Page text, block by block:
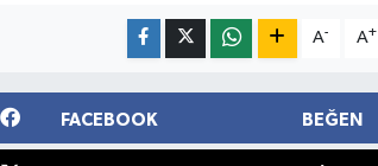
A- A+
FACEBOOK BEĞEN